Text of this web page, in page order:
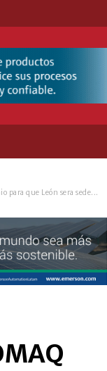
para que León sera sede...